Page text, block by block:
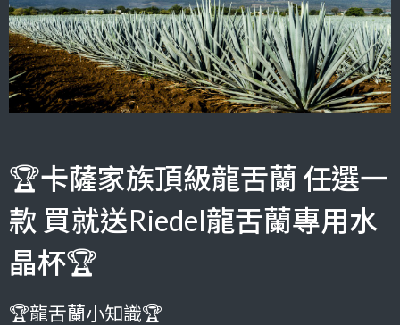
🏆卡薩家族頂級龍舌蘭 任選一
款 買就送Riedel龍舌蘭專用水
晶杯🏆
🏆龍舌蘭小知識🏆